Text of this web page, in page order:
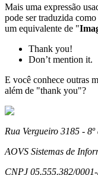
Mais uma expressão
pode ser traduzida
um equivalente de "
Thank you!
Don’t mention it.
E você conhece outras
além de "thank you"?
Rua Vergueiro 3185 -
AOVS Sistemas de
CNPJ 05.555.382/